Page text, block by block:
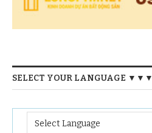
SELECT YOUR LANGUAGE ▼▼▼